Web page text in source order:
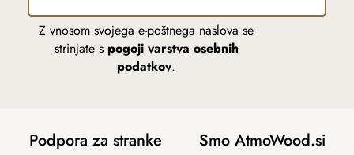
Z vnosom svojega e-poštnega naslova se
strinjate s pogoji varstva osebnih
podatkov.
Podpora za stranke Smo AtmoWood.si